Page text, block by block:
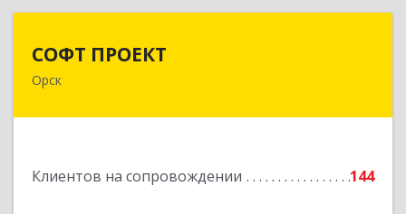
СОФТ ПРОЕКТ
Орск
Клиентов на сопровождении 144